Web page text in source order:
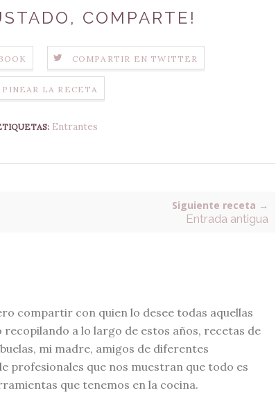
COMPARTE!
COMPARTIR EN TWITTER
PINEAR LA RECETA
Entrantes
Siguiente receta →
Entrada antigua
compartir con quien lo desee todas aquellas
recopilando a lo largo de estos años, recetas de
mi madre, amigos de diferentes
profesionales que nos muestran que todo es
que tenemos en la cocina.